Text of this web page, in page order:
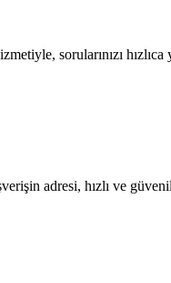
sorularınızı hızlıca
adresi, hızlı ve